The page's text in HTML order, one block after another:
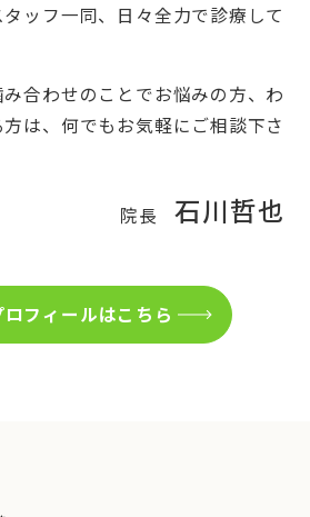
ッフ一同、日々全力で診療して
合わせのことでお悩みの方、わ
は、何でもお気軽にご相談下さ
院長 石川哲也
フィールはこちら